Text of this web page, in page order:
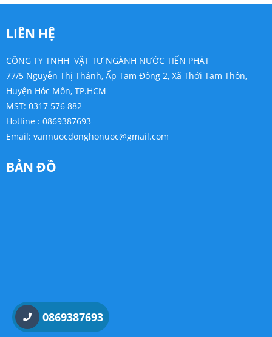
LIÊN HỆ
CÔNG TY TNHH VẬT TƯ NGÀNH NƯỚC TIẾN PHÁT
77/5 Nguyễn Thị Thảnh, Ấp Tam Đông 2, Xã Thới Tam Thôn,
Huyện Hóc Môn, TP.HCM
MST: 0317 576 882
Hotline : 0869387693
Email: vannuocdonghonuoc@gmail.com
BẢN ĐỒ
0869387693